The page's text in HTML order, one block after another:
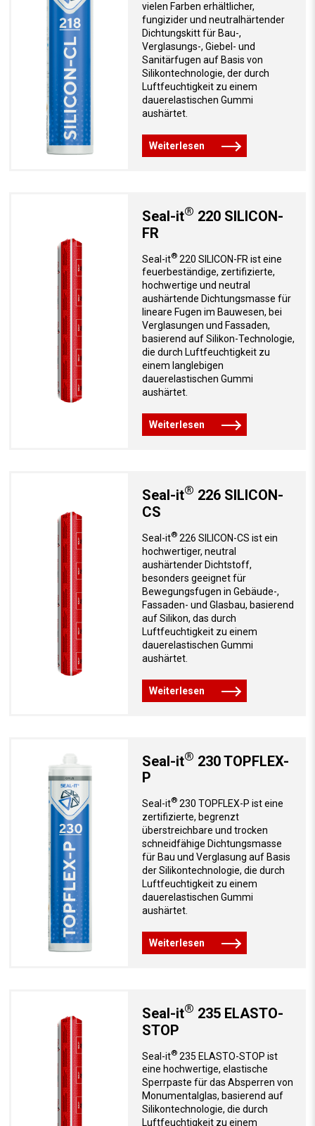
vielen Farben erhältlicher,
fungizider und neutralhärtender
Dichtungskitt für Bau-,
Verglasungs-, Giebel- und
Sanitärfugen auf Basis von
Silikontechnologie, der durch
Luftfeuchtigkeit zu einem
dauerelastischen Gummi
aushärtet.
Weiterlesen
Seal-it® 220 SILICON-
FR
Seal-it®220 SILICON-FR ist eine
feuerbeständige, zertifizierte,
hochwertige und neutral
aushärtende Dichtungsmasse für
lineare Fugen im Bauwesen, bei
Verglasungen und Fassaden,
basierend auf Silikon-Technologie,
die durch Luftfeuchtigkeit zu
einem langlebigen
dauerelastischen Gummi
aushärtet.
Weiterlesen
Seal-it® 226 SILICON-
CS
Seal-it®226 SILICON-CS ist ein
hochwertiger, neutral
aushärtender Dichtstoff,
besonders geeignet für
Bewegungsfugen in Gebäude-,
Fassaden- und Glasbau, basierend
auf Silikon, das durch
Luftfeuchtigkeit zu einem
dauerelastischen Gummi
aushärtet.
Weiterlesen
Seal-it® 230 TOPFLEX-
P
Seal-it®230 TOPFLEX-P ist eine
zertifizierte, begrenzt
überstreichbare und trocken
schneidfähige Dichtungsmasse
für Bau und Verglasung auf Basis
der Silikontechnologie, die durch
Luftfeuchtigkeit zu einem
dauerelastischen Gummi
aushärtet.
Weiterlesen
Seal-it® 235 ELASTO-
STOP
Seal-it®235 ELASTO-STOP ist
eine hochwertige, elastische
Sperrpaste für das Absperren von
Monumentalglas, basierend auf
Silikontechnologie, die durch
Luftfeuchtigkeit zu einem